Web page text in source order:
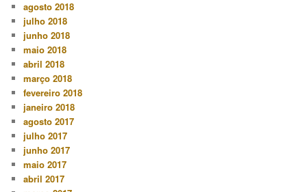
agosto 2018
julho 2018
junho 2018
maio 2018
abril 2018
março 2018
fevereiro 2018
janeiro 2018
agosto 2017
julho 2017
junho 2017
maio 2017
abril 2017